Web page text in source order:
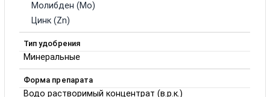
Молибден (Mo)
Цинк (Zn)
Тип удобрения
Минеральные
Форма препарата
Водо растворимый концентрат (в.р.к.)